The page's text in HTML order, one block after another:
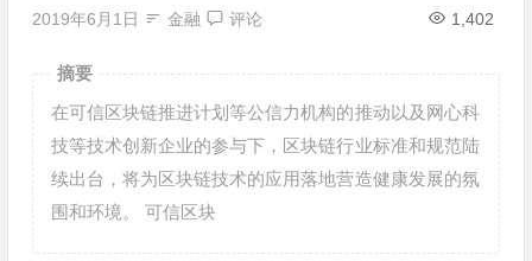
2019年6月1日 金融 评论 1,402
摘要
在可信区块链推进计划等公信力机构的推动以及网心科
技等技术创新企业的参与下，区块链行业标准和规范陆
续出台，将为区块链技术的应用落地营造健康发展的氛
围和环境。 可信区块